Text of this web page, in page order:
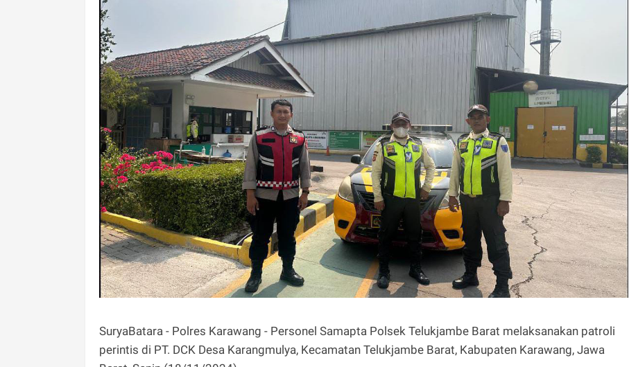
SuryaBatara - Polres Karawang - Personel Samapta Polsek Telukjambe Barat melaksanakan patroli
perintis di PT. DCK Desa Karangmulya, Kecamatan Telukjambe Barat, Kabupaten Karawang, Jawa